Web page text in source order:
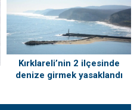
Kırklareli’nin 2 ilçesinde
denize girmek yasaklandı